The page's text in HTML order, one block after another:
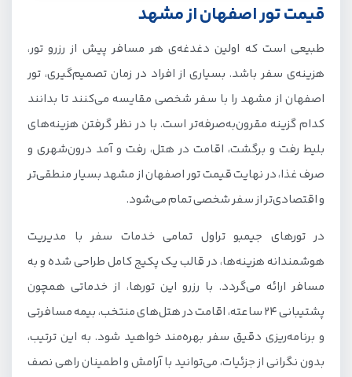
قیمت تور اصفهان از مشهد
تور اصفهان از مشهد ارزان
تور لحظه آخری اصفهان از مشهد
تور هوایی اصفهان از مشهد
تور اقساطی اصفهان از مشهد
خدمات تور اصفهان از مشهد جیمبو
قیمت تور اصفهان از مشهد
طبیعی است که اولین دغدغه‌ی هر مسافر پیش از رزرو تور،
هزینه‌ی سفر باشد. بسیاری از افراد در زمان تصمیم‌گیری، تور
اصفهان از مشهد را با سفر شخصی مقایسه می‌کنند تا بدانند
کدام گزینه مقرون‌به‌صرفه‌تر است. با در نظر گرفتن هزینه‌های
بلیط رفت و برگشت، اقامت در هتل، رفت و آمد درون‌شهری و
صرف غذا، در نهایت قیمت تور اصفهان از مشهد بسیار منطقی‌تر
و اقتصادی‌تر از سفر شخصی تمام می‌شود.
در تورهای جیمبو تراول تمامی خدمات سفر با مدیریت
هوشمندانه هزینه‌ها، در قالب یک پکیج کامل طراحی شده و به
مسافر ارائه می‌گردد. با رزرو این تورها، از خدماتی همچون
پشتیبانی 24 ساعته، اقامت در هتل‌های منتخب، بیمه مسافرتی
و برنامه‌ریزی دقیق سفر بهره‌مند خواهید شود. به این ترتیب،
بدون نگرانی از جزئیات، می‌توانید با آرامش و اطمینان راهی نصف